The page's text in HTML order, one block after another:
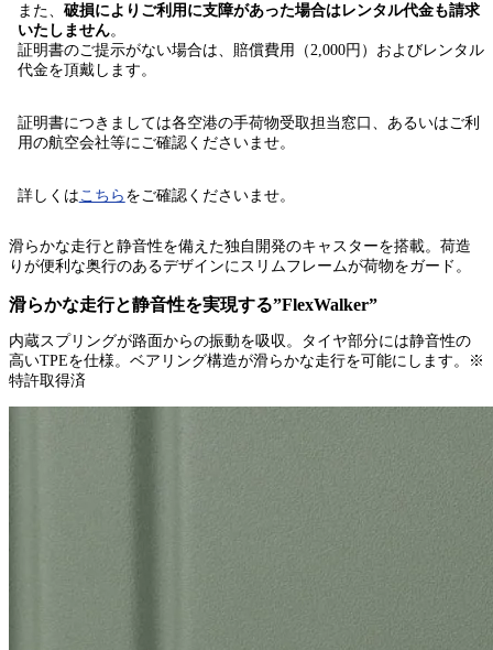
また、 破損によりご利用に支障があった場合はレンタル代金も請求
いたしません。
証明書のご提示がない場合は、賠償費用（2,000円）およびレンタル
代金を頂戴します。
証明書につきましては各空港の手荷物受取担当窓口、あるいはご利
用の航空会社等にご確認くださいませ。
詳しくは こちら をご確認くださいませ。
滑らかな走行と静音性を備えた独自開発のキャスターを搭載。荷造
りが便利な奥行のあるデザインにスリムフレームが荷物をガード。
滑らかな走行と静音性を実現する”FlexWalker”
内蔵スプリングが路面からの振動を吸収。タイヤ部分には静音性の
高いTPEを仕様。ベアリング構造が滑らかな走行を可能にします。※
特許取得済